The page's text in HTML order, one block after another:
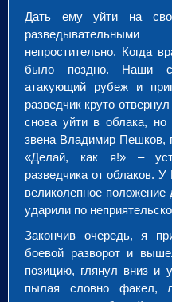
Дать ему уйти на
непростительно. Когда
было поздно. Наши
атакующий рубеж и
разведчик круто
снова уйти в облака,
звена Владимир Пешков,
«Делай, как я!» –
разведчика от облаков.
великолепное
ударили по
Закончив очередь, я
боевой разворот и
позицию, глянул вниз и
пылая словно